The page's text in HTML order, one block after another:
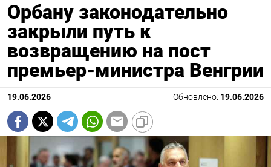
Орбану законодательно
закрыли путь к
возвращению на пост
премьер-министра Венгрии
19.06.2026 Обновлено: 19.06.2026